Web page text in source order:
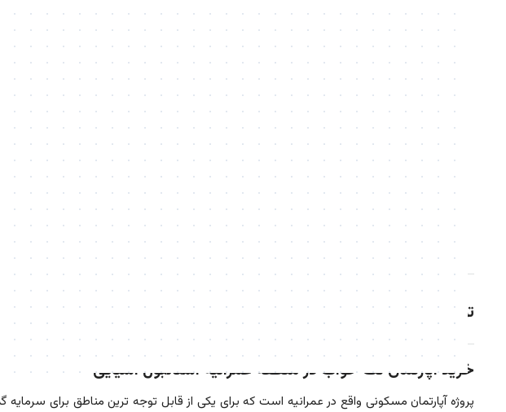
توضیحات
خرید آپارتمان تک خواب در منطقه عمرانیه استانبول آسیایی